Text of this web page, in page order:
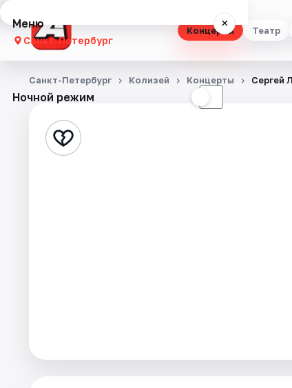
Концерты Театр
Меню ×
Санкт-Петербург
Концерты
Стендап
Ночной режим ☾
Санкт-Петербург Колизей Концерты Сергей